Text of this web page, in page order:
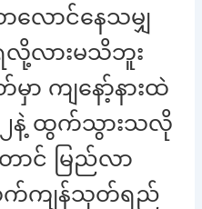
လောင်နေသမျှ
လို့လားမသိဘူး
ကျနော့်နားထဲ
နဲ့ ထွက်သွားသလို
ာင် မြည်လာ
က်ကျန်သုတ်ရည်